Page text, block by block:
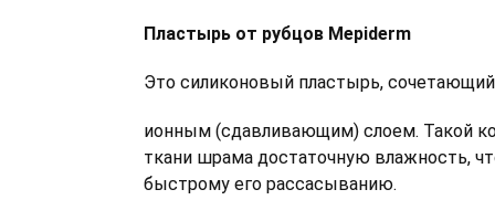
Пластырь от рубцов Mepiderm
Это силиконовый пластырь,
ионным (сдавливающим) слоем. Такой
ткани шрама достаточную влажность,
быстрому его рассасыванию.